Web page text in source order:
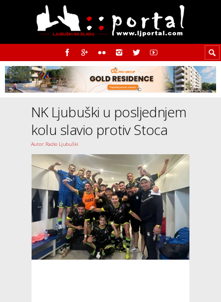
NK Ljubuški u posljednjem
kolu slavio protiv Stoca
Autor: Radio Ljubuški